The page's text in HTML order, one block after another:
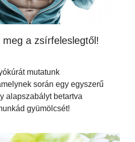
a zsírfeleslegtől!
mutatunk
során egy egyszerű
alapszabályt betartva
gyümölcsét!